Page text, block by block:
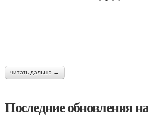
читать дальше →
Последние обновления